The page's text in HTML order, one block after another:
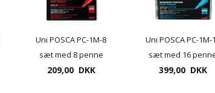
Uni POSCA PC-1M-8
sæt med 8 penne
209,00 DKK
Uni POSCA PC-1M-
sæt med 16
399,00 DKK